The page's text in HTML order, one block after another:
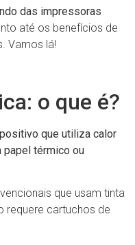
das impressoras
até os benefícios de
Vamos lá!
o que é?
que utiliza calor
papel térmico ou
que usam tinta
requere cartuchos de